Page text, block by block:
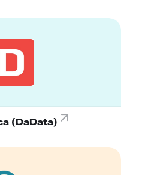
(DaData)